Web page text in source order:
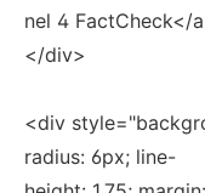
nel 4 FactCheck</
</div>
<div
radius: 6px; line-